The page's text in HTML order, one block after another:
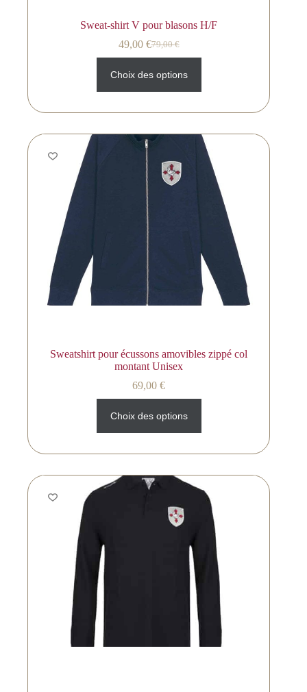
Sweat-shirt V pour blasons H/F
79,00€
49,00 €
Choix des options
Sweatshirt pour écussons amovibles zippé col
montant Unisex
69,00€
Choix des options